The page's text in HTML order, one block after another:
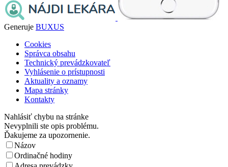
Generuje BUXUS
Cookies
Správca obsahu
Technický prevádzkovateľ
Vyhlásenie o prístupnosti
Aktuality a oznamy
Mapa stránky
Kontakty
Nahlásiť chybu na stránke
Nevyplnili ste opis problému.
Ďakujeme za upozornenie.
Názov
Ordinačné hodiny